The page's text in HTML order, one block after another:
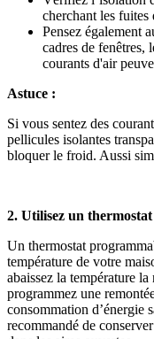
cherchant les fuites
Pensez également
cadres de fenêtres,
courants d'air
Astuce :
Si vous sentez des
pellicules isolantes
bloquer le froid. Aussi
2. Utilisez un
Un thermostat
température de votre
abaissez la température
programmez une
consommation d’énergie
recommandé de